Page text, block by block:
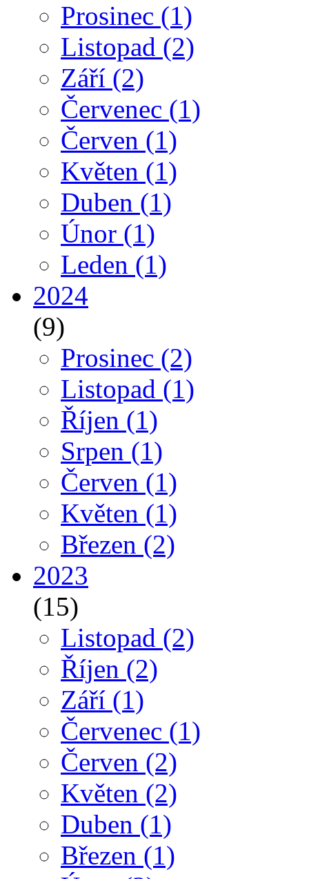
Prosinec (1)
Listopad (2)
Září (2)
Červenec (1)
Červen (1)
Květen (1)
Duben (1)
Únor (1)
Leden (1)
2024
(9)
Prosinec (2)
Listopad (1)
Říjen (1)
Srpen (1)
Červen (1)
Květen (1)
Březen (2)
2023
(15)
Listopad (2)
Říjen (2)
Září (1)
Červenec (1)
Červen (2)
Květen (2)
Duben (1)
Březen (1)